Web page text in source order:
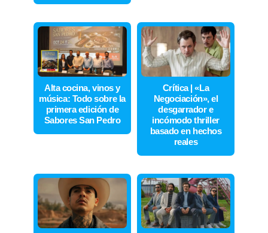
Alta cocina, vinos y
música: Todo sobre la
primera edición de
Sabores San Pedro
Crítica | «La
Negociación», el
desgarrador e
incómodo thriller
basado en hechos
reales